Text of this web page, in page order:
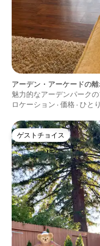
アーデン・アーケードの
魅力的なアーデンパーク
ロケーション · 価格 · ひと
ゲストチョイス
ゲストチョイス